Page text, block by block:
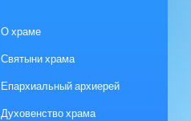
О храме
Святыни храма
Епархиальный архиерей
Духовенство храма